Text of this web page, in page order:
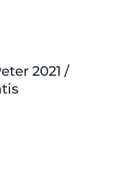
2021 /